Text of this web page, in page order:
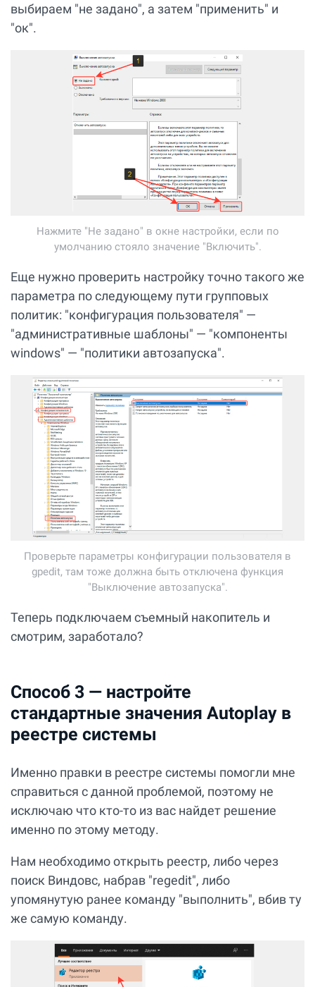
выбираем "не задано", а затем "применить" и
"ок".
Нажмите "Не задано" в окне настройки, если по
умолчанию стояло значение "Включить".
Еще нужно проверить настройку точно такого же
параметра по следующему пути групповых
политик: "конфигурация пользователя" —
"административные шаблоны" — "компоненты
windows" — "политики автозапуска".
Проверьте параметры конфигурации пользователя в
gpedit, там тоже должна быть отключена функция
"Выключение автозапуска".
Теперь подключаем съемный накопитель и
смотрим, заработало?
Способ 3 — настройте
стандартные значения Autoplay в
реестре системы
Именно правки в реестре системы помогли мне
справиться с данной проблемой, поэтому не
исключаю что кто-то из вас найдет решение
именно по этому методу.
Нам необходимо открыть реестр, либо через
поиск Виндовс, набрав "regedit", либо
упомянутую ранее команду "выполнить", вбив ту
же самую команду.